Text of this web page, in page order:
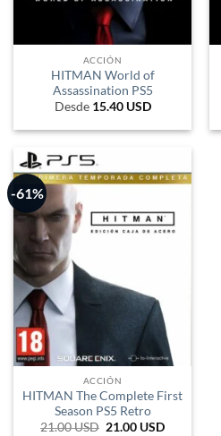
ACCIÓN
HITMAN World of
Assassination PS5
Desde 15.40 USD
-61%
ACCIÓN
HITMAN The Complete First
Season PS5 Retro
21.00USD El
21.00 USD